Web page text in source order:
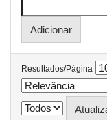
Resultados/Página